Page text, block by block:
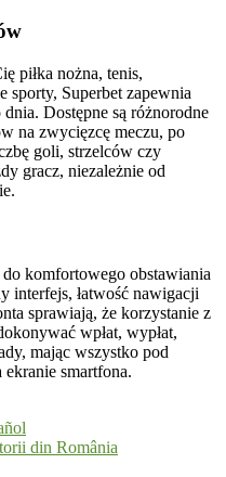
piłka nożna, tenis,
sporty, Superbet zapewnia
Dostępne są różnorodne
na zwycięzcę meczu, po
goli, strzelców czy
gracz, niezależnie od
komfortowego obstawiania
interfejs, łatwość nawigacji
sprawiają, że korzystanie z
wpłat, wypłat,
mając wszystko pod
smartfona.
din România